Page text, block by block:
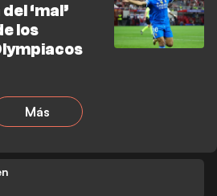
‘mal’
los
Más